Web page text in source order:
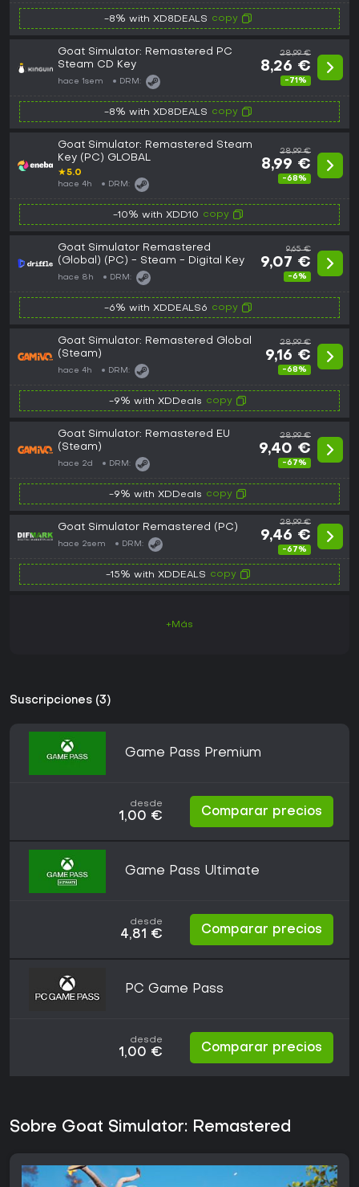
-8% with XD8DEALS copy
Goat Simulator: Remastered PC
Steam CD Key
hace 1sem DRM:
28,99 €
8,26 €
-71%
-8% with XD8DEALS copy
Goat Simulator: Remastered Steam
Key (PC) GLOBAL
★5.0
hace 4h DRM:
28,99 €
8,99 €
-68%
-10% with XDD10 copy
Goat Simulator Remastered
(Global) (PC) - Steam - Digital Key
hace 8h DRM:
9,65 €
9,07 €
-6%
-6% with XDDEALS6 copy
Goat Simulator: Remastered Global
(Steam)
hace 4h DRM:
28,99 €
9,16 €
-68%
-9% with XDDeals copy
Goat Simulator: Remastered EU
(Steam)
hace 2d DRM:
28,99 €
9,40 €
-67%
-9% with XDDeals copy
Goat Simulator Remastered (PC)
hace 2sem DRM:
28,99 €
9,46 €
-67%
-15% with XDDEALS copy
+Más
Suscripciones (3)
Game Pass Premium
desde
1,00 € Comparar precios
Game Pass Ultimate
desde
4,81 € Comparar precios
PC Game Pass
desde
1,00 € Comparar precios
Sobre Goat Simulator: Remastered